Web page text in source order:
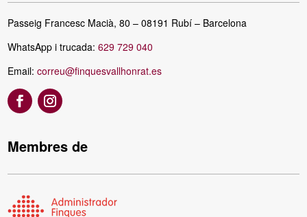
Passeig Francesc Macià, 80 – 08191 Rubí – Barcelona
WhatsApp i trucada:629 729 040
Email:correu@finquesvallhonrat.es
Membres de